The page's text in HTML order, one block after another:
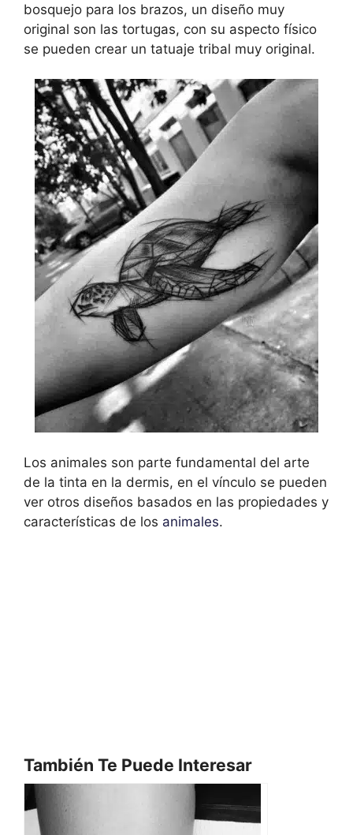
bosquejo para los brazos, un diseño muy
original son las tortugas, con su aspecto físico
se pueden crear un tatuaje tribal muy original.
Los animales son parte fundamental del arte
de la tinta en la dermis, en el vínculo se pueden
ver otros diseños basados en las propiedades y
características de los animales.
También Te Puede Interesar